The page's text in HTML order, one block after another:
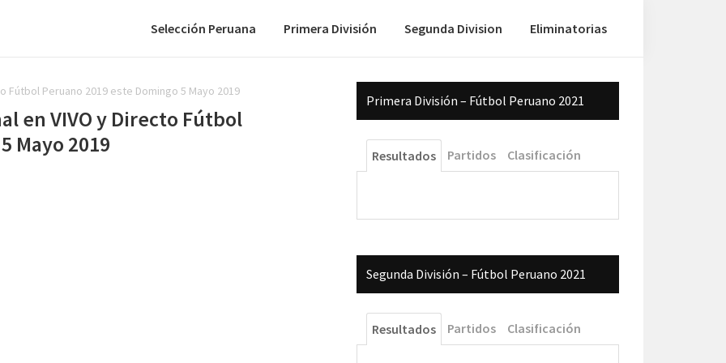
Selección Peruana Primera División Segunda Division Eliminatorias
Fútbol Peruano 2019 este Domingo 5 Mayo 2019
en VIVO y Directo Fútbol
Mayo 2019
Barra
lateral
principal
Primera División – Fútbol Peruano 2021
Resultados Partidos Clasificación
Segunda División – Fútbol Peruano 2021
Resultados Partidos Clasificación